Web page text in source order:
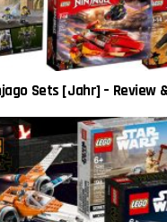
Sets [Jahr] – Review